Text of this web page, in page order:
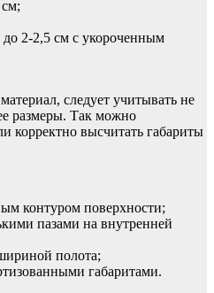
2-2,5 см с укороченным
следует учитывать не
размеры. Так можно
корректно высчитать габариты
контуром поверхности;
пазами на внутренней
полота;
габаритами.